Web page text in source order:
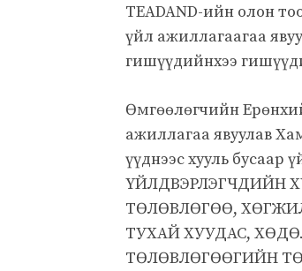
TEADAND-ийн олон
үйл ажиллагаагаа
гишүүдийнхээ
Өмгөөлөгчийн
ажиллагаа явуулав
үүднээс хууль
ҮЙЛДВЭРЛЭГЧДИЙН
ТӨЛӨВЛӨГӨӨ,
ТУХАЙ ХУУДАС,
ТӨЛӨВЛӨГӨӨГИЙН